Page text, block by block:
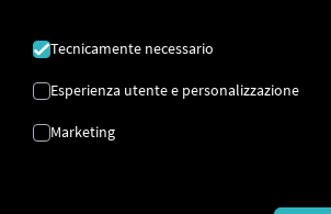
Utilizzate già zaarc.next
Zauner GmbH & Co. KG
estendere questo servizio con i dati
Tecnicamente necessario
Esperienza utente e personalizzazione
Marketing